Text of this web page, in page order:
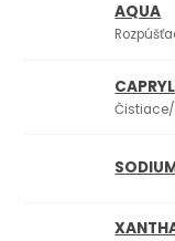
AQUA
Čistiace/